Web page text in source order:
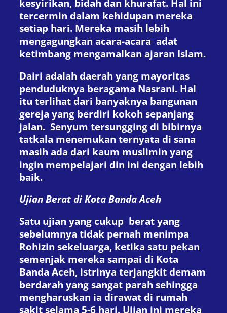
kesyirikan, bidah dan khurafat. Hal ini
tercermin dalam kehidupan mereka
setiap hari. Mereka masih lebih
mengagungkan acara-acara adat
ketimbang mengamalkan ajaran Islam.
Dairi adalah daerah yang mayoritas
penduduknya beragama Nasrani. Hal
itu terlihat dari banyaknya bangunan
gereja yang berdiri kokoh sepanjang
jalan. Senyum tersungging di bibirnya
tatkala menemukan ternyata di sana
masih ada dari kaum muslimin yang
ingin mempelajari din ini dengan lebih
baik.
Ujian Berat di Kota Banda Aceh
Satu ujian yang cukup berat yang
sebelumnya tidak pernah menimpa
Rohizin sekeluarga, ketika satu pekan
semenjak mereka sampai di Kota
Banda Aceh, istrinya terjangkit demam
berdarah yang sangat parah sehingga
mengharuskan ia dirawat di rumah
sakit selama 5-6 hari. Ujian ini mereka